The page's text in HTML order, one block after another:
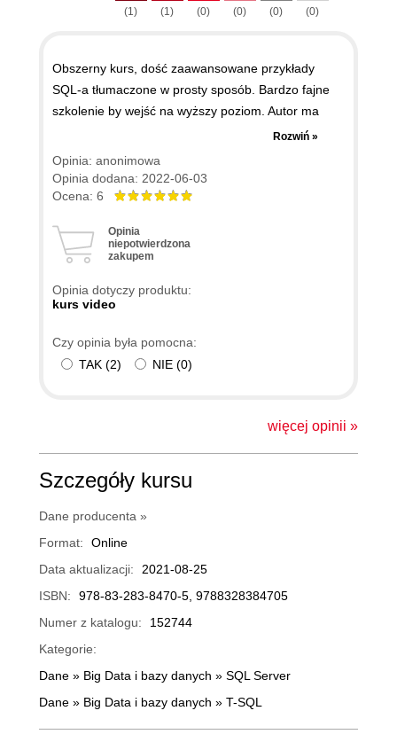
(1) (1) (0) (0) (0) (0)
Obszerny kurs, dość zaawansowane przykłady
SQL-a tłumaczone w prosty sposób. Bardzo fajne
szkolenie by wejść na wyższy poziom. Autor ma
bardzo luźny sposób tłumaczenia zagadnień, bez
zbędnego patosu - prosto z mostu, jak koledze przy
piwie. Taki sposób bardzo mi odpowiada, bo nauka
staje się rozrywką. Szkolenie ma ponad 9 godzin
Wam bardzo szybko. Trochę jak z wciągającym
serialem :)
Rozwiń »
Opinia: anonimowa
Opinia dodana: 2022-06-03
Ocena: 6
Opinia
niepotwierdzona
zakupem
Opinia dotyczy produktu:
kurs video
Czy opinia była pomocna:
TAK (2) NIE (0)
więcej opinii »
Szczegóły kursu
Dane producenta »
Format:
Online
Data aktualizacji:
2021-08-25
ISBN:
978-83-283-8470-5, 9788328384705
Numer z katalogu:
152744
Kategorie:
Dane » Big Data i bazy danych » SQL Server
Dane » Big Data i bazy danych » T-SQL